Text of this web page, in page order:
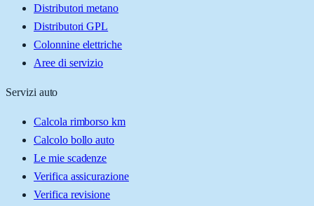
Distributori metano
Distributori GPL
Colonnine elettriche
Aree di servizio
Servizi auto
Calcola rimborso km
Calcolo bollo auto
Le mie scadenze
Verifica assicurazione
Verifica revisione